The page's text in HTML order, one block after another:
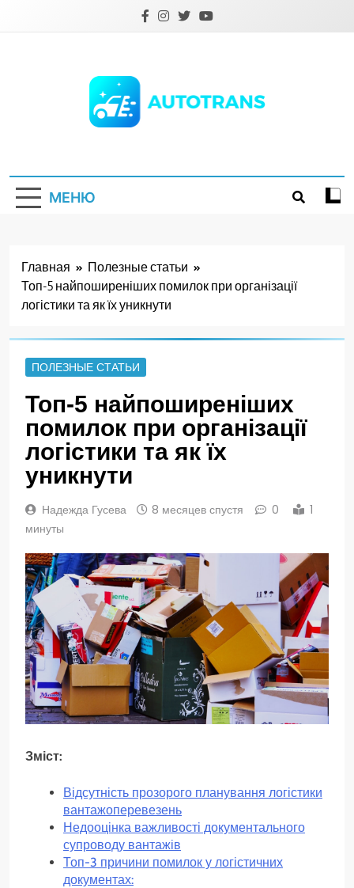
МЕНЮ
Главная
Полезные статьи
Топ-5 найпоширеніших помилок при організації
логістики та як їх уникнути
ПОЛЕЗНЫЕ СТАТЬИ
Топ-5 найпоширеніших
помилок при організації
логістики та як їх
уникнути
Надежда Гусева 8 месяцев спустя 0
1
минуты
Зміст:
Відсутність прозорого планування логістики
вантажоперевезень
Недооцінка важливості документального
супроводу вантажів
Топ-3 причини помилок у логістичних
документах: